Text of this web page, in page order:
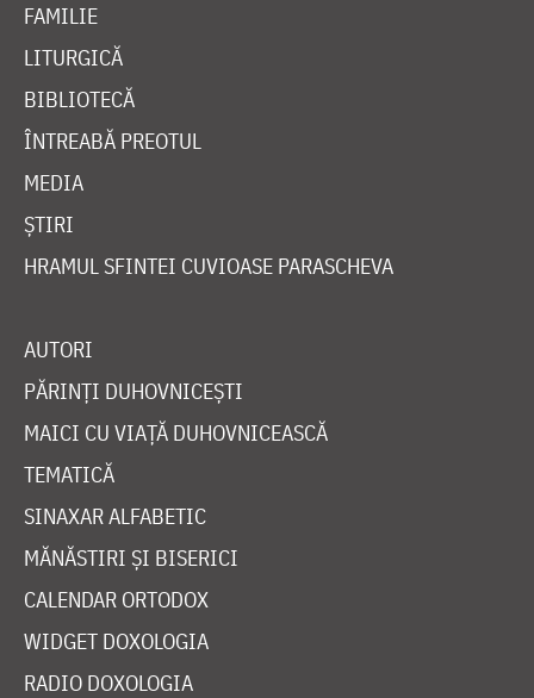
FAMILIE
LITURGICĂ
BIBLIOTECĂ
ÎNTREABĂ PREOTUL
MEDIA
ȘTIRI
HRAMUL SFINTEI CUVIOASE PARASCHEVA
AUTORI
PĂRINȚI DUHOVNICEȘTI
MAICI CU VIAȚĂ DUHOVNICEASCĂ
TEMATICĂ
SINAXAR ALFABETIC
MĂNĂSTIRI ȘI BISERICI
CALENDAR ORTODOX
WIDGET DOXOLOGIA
RADIO DOXOLOGIA